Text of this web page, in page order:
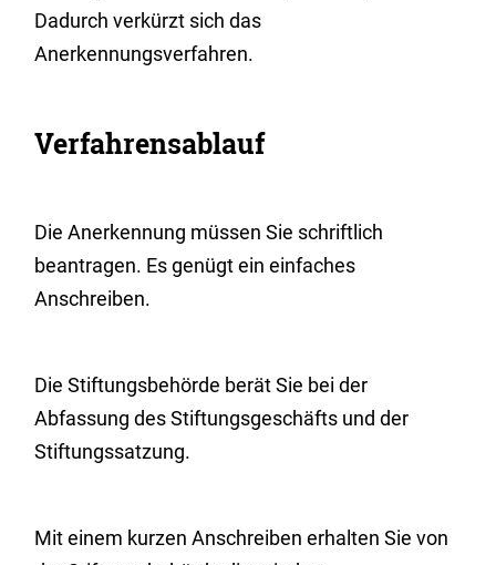
Dadurch verkürzt sich das
Anerkennungsverfahren.
Verfahrensablauf
Die Anerkennung müssen Sie schriftlich
beantragen. Es genügt ein einfaches
Anschreiben.
Die Stiftungsbehörde berät Sie bei der
Abfassung des Stiftungsgeschäfts und der
Stiftungssatzung.
Mit einem kurzen Anschreiben erhalten Sie von